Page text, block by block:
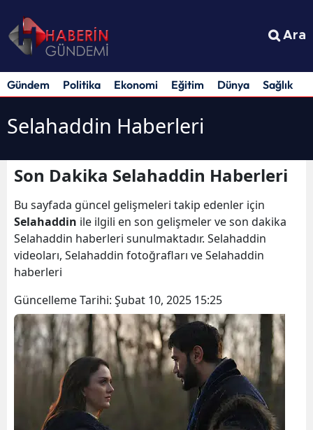
Ara
Gündem Politika Ekonomi Eğitim Dünya Sağlık
Selahaddin Haberleri
Son Dakika Selahaddin Haberleri
Bu sayfada güncel gelişmeleri takip edenler için
Selahaddin ile ilgili en son gelişmeler ve son dakika
Selahaddin haberleri sunulmaktadır. Selahaddin
videoları, Selahaddin fotoğrafları ve Selahaddin
haberleri
Güncelleme Tarihi: Şubat 10, 2025 15:25